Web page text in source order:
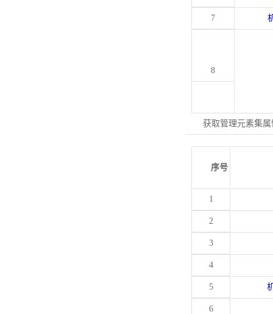
7
8
获取管理元素集
序号
1
2
3
4
5
6